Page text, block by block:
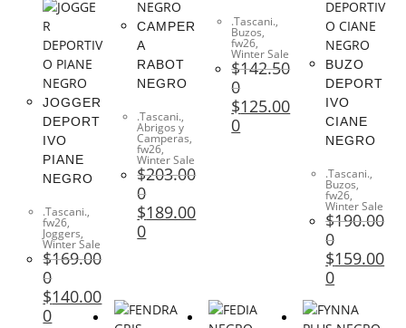
JOGGER
DEPORT
IVO
PIANE
NEGRO
.Tascani.,
fw26,
Joggers,
Winter Sale
$169.00
0
$140.00
0
CAMPER
A
RABOT
NEGRO
.Tascani.,
Abrigos y
Camperas,
fw26,
Winter Sale
$203.00
0
$189.00
0
.Tascani.,
Buzos,
fw26,
Winter Sale
$142.50
0
$125.00
0
BUZO
DEPORT
IVO
CIANE
NEGRO
.Tascani.,
Buzos,
fw26,
Winter Sale
$190.00
0
$159.00
0